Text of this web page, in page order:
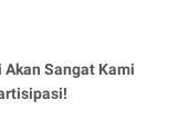
Sangat Kami